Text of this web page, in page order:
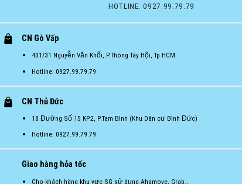
HOTLINE: 0927.99.79.79
CN Gò Vấp
401/31 Nguyễn Văn Khối, P.Thông Tây Hội, Tp.HCM
Hotline: 0927.99.79.79
CN Thủ Đức
18 Đường Số 15 KP2, P.Tam Bình (Khu Dân cư Bình Đức)
Hotline: 0927.99.79.79
Giao hàng hỏa tốc
Cho khách hàng khu vực SG sử dụng Ahamove, Grab...